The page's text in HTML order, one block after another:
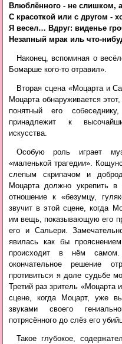
Влюблённого - не слишком, а
С красоткой или с другом -
Я весел… Вдруг: виденье
Наконец, вспоминая о
Бомарше кого-то отравил».
Вторая сцена «Моцарта и
Моцарта обнаруживается
понятный его
принадлежит к
искусства.
Особую роль играет
«маленькой трагедии».
слепым скрипачом и
Моцарта должно укрепить в
отношение к «безумцу,
звучит в этой сцене, когда
им вещь, показывающую его
его и Сальери.
явилась как бы
происходит в нём
окончательное решение
противиться я доле судьбе
Третий раз зритель
сцене, когда Моцарт, уже
звуками своего
потрясённого до слёз его
Такое глубокое,